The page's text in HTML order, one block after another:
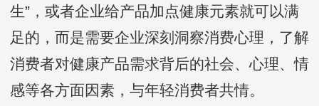
生”，或者企业给产品加点健康元素就可以满
足的，而是需要企业深刻洞察消费心理，了解
消费者对健康产品需求背后的社会、心理、情
感等各方面因素，与年轻消费者共情。